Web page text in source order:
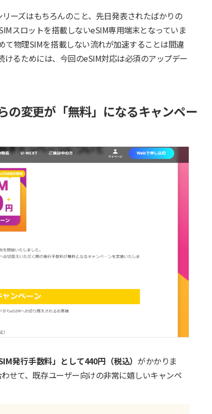
ーズはもちろんのこと、先日発表されたばかりの
スロットを搭載しないeSIM専用端末となっていま
て物理SIMを搭載しない流れが加速することは間違
るためには、今回のeSIM対応は必須のアップデー
の変更が「無料」になるキャンペー
発行手数料」として440円（税込）がかかりま
せて、既存ユーザー向けの非常に嬉しいキャンペ